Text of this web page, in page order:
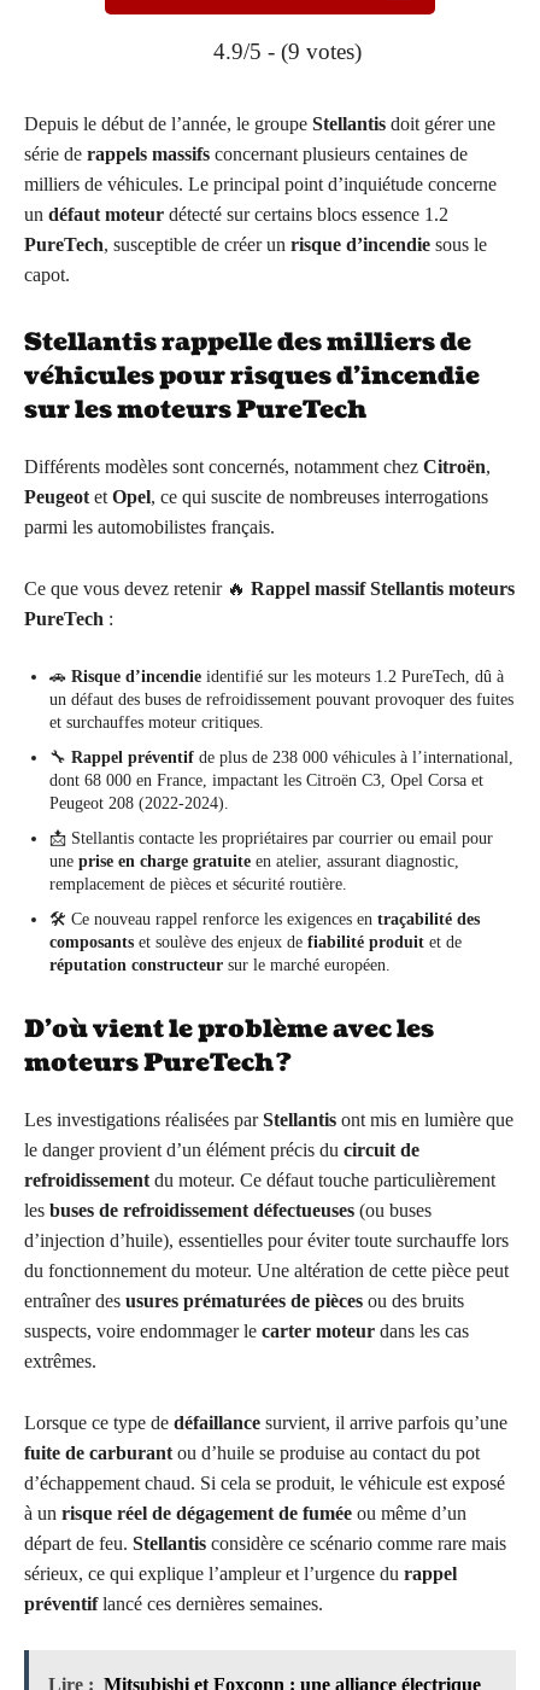
4.9/5 - (9 votes)
Depuis le début de l’année, le groupe Stellantis doit gérer une
série de rappels massifs concernant plusieurs centaines de
milliers de véhicules. Le principal point d’inquiétude concerne
un défaut moteur détecté sur certains blocs essence 1.2
PureTech, susceptible de créer un risque d’incendie sous le
capot.
Stellantis rappelle des milliers de
véhicules pour risques d’incendie
sur les moteurs PureTech
Différents modèles sont concernés, notamment chez Citroën,
Peugeot et Opel, ce qui suscite de nombreuses interrogations
parmi les automobilistes français.
Ce que vous devez retenir 🔥 Rappel massif Stellantis moteurs
PureTech :
🚗 Risque d’incendie identifié sur les moteurs 1.2 PureTech, dû à
un défaut des buses de refroidissement pouvant provoquer des fuites
et surchauffes moteur critiques.
🔧 Rappel préventif de plus de 238 000 véhicules à l’international,
dont 68 000 en France, impactant les Citroën C3, Opel Corsa et
Peugeot 208 (2022-2024).
📩 Stellantis contacte les propriétaires par courrier ou email pour
une prise en charge gratuite en atelier, assurant diagnostic,
remplacement de pièces et sécurité routière.
🛠️ Ce nouveau rappel renforce les exigences en traçabilité des
composants et soulève des enjeux de fiabilité produit et de
réputation constructeur sur le marché européen.
D’où vient le problème avec les
moteurs PureTech ?
Les investigations réalisées parStellantis ont mis en lumière que
le danger provient d’un élément précis du circuit de
refroidissement du moteur. Ce défaut touche particulièrement
les buses de refroidissement défectueuses (ou buses
d’injection d’huile), essentielles pour éviter toute surchauffe lors
du fonctionnement du moteur. Une altération de cette pièce peut
entraîner des usures prématurées de pièces ou des bruits
suspects, voire endommager le carter moteur dans les cas
extrêmes.
Lorsque ce type de défaillance survient, il arrive parfois qu’une
fuite de carburant ou d’huile se produise au contact du pot
d’échappement chaud. Si cela se produit, le véhicule est exposé
à un risque réel de dégagement de fumée ou même d’un
départ de feu. Stellantis considère ce scénario comme rare mais
sérieux, ce qui explique l’ampleur et l’urgence du rappel
préventiflancé ces dernières semaines.
Lire : Mitsubishi et Foxconn : une alliance électrique